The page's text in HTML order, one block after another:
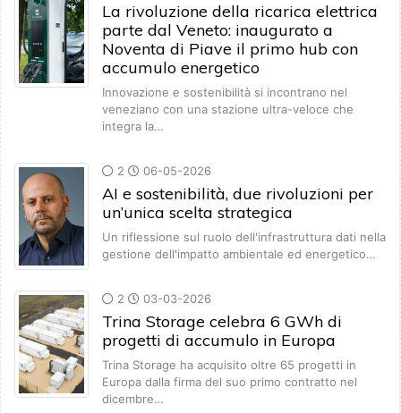
La rivoluzione della ricarica elettrica
parte dal Veneto: inaugurato a
Noventa di Piave il primo hub con
accumulo energetico
Innovazione e sostenibilità si incontrano nel
veneziano con una stazione ultra-veloce che
integra la…
2 06-05-2026
AI e sostenibilità, due rivoluzioni per
un’unica scelta strategica
Un riflessione sul ruolo dell'infrastruttura dati nella
gestione dell'impatto ambientale ed energetico…
2 03-03-2026
Trina Storage celebra 6 GWh di
progetti di accumulo in Europa
Trina Storage ha acquisito oltre 65 progetti in
Europa dalla firma del suo primo contratto nel
dicembre…